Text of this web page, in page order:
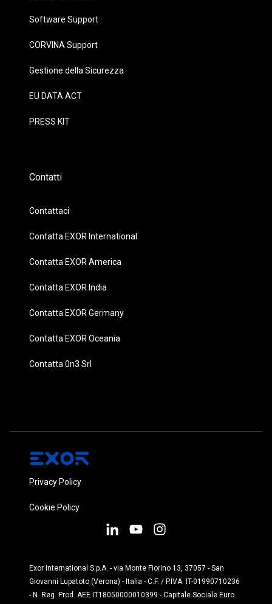
Software Support
CORVINA Support
Gestione della Sicurezza
EU DATA ACT
PRESS KIT
Contatti
Contattaci
Contatta EXOR International
Contatta EXOR America
Contatta EXOR India
Contatta EXOR Germany
Contatta EXOR Oceania
Contatta 0n3 Srl
Privacy Policy
Cookie Policy
Exor International S.p.A. - via Monte Fiorino 13, 37057 - San
Giovanni Lupatoto (Verona) - Italia - C.F. / P.IVA IT-01990710236
- N. Reg. Prod. AEE IT18050000010399 - Capitale Sociale Euro